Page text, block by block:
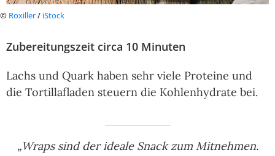
© Roxiller/ iStock
Zubereitungszeit circa 10 Minuten
Lachs und Quark haben sehr viele Proteine und
die Tortillafladen steuern die Kohlenhydrate bei.
„Wraps sind der ideale Snack zum Mitnehmen.